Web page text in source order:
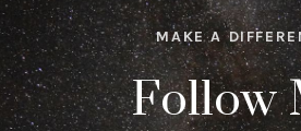
MAKE A
Follow